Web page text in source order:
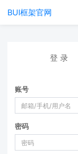
BUI框架官网
登 录
账号
密码